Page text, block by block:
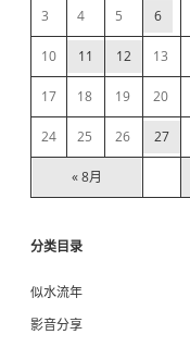
b
a
r
« 8月
3 4 5 6
10 11 12 13
17 18 19 20
24 25 26 27
分类目录
似水流年
影音分享